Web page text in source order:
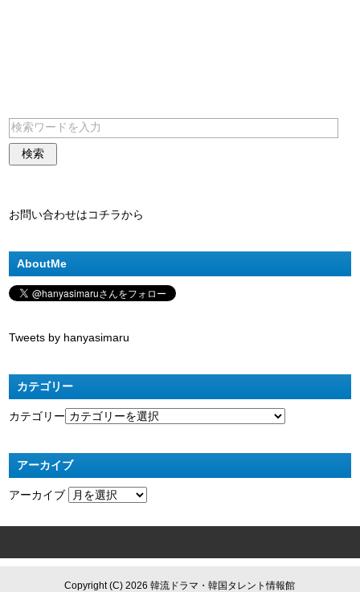
お問い合わせはコチラから
AboutMe
Tweets by hanyasimaru
カテゴリー
カテゴリー
アーカイブ
アーカイブ
Copyright (C) 2026 韓流ドラマ・韓国タレント情報館